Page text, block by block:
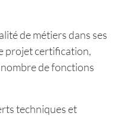
de métiers dans ses
projet certification,
de fonctions
techniques et